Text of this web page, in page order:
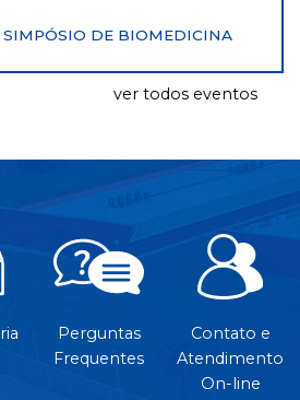
SIMPÓSIO DE BIOMEDICINA
ver todos eventos
Perguntas
Frequentes
Contato e
Atendimento
On-line